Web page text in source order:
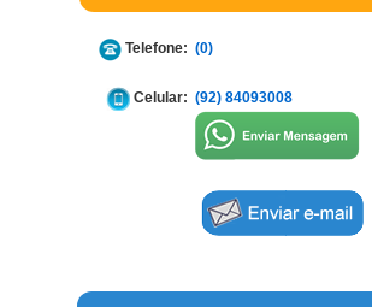
Telefone: (0)
Celular: (92) 84093008